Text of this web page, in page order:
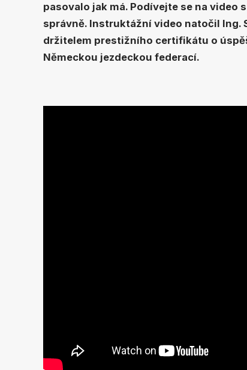
pasovalo jak má. Podívejte se na
správně. Instruktážní video natočil Ing.
držitelem prestižního certifikátu o
Německou jezdeckou federací.